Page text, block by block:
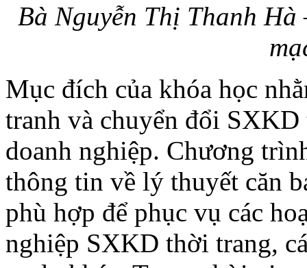
Bà Nguyễn Thị Thanh
Mục đích của khóa học
tranh và chuyển đổi
doanh nghiệp. Chương
thông tin về lý thuyết căn
phù hợp để phục vụ các
nghiệp SXKD thời trang,